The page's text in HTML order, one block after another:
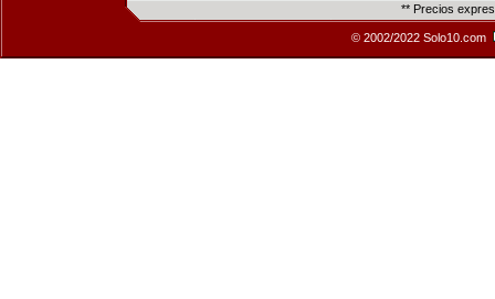
** Precios
© 2002/2022 Solo10.com